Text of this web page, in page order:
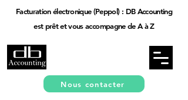
Nous contacter
Facturation électronique (Peppol) : DB Accounting
est prêt et vous accompagne de A à Z